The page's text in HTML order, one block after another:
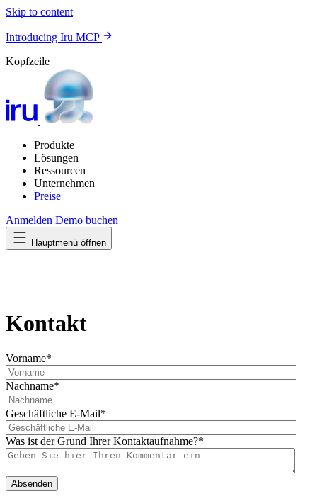
Skip to content
Introducing Iru MCP
Kopfzeile
Produkte
Lösungen
Ressourcen
Unternehmen
Preise
Anmelden Demo buchen
Hauptmenü öffnen
Kontakt
Vorname*
Nachname*
Geschäftliche E-Mail*
Was ist der Grund Ihrer Kontaktaufnahme?*